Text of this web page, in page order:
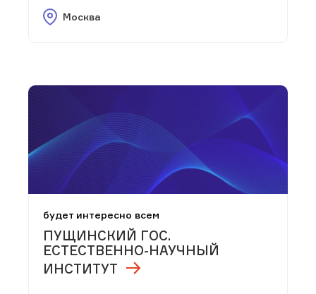
Москва
будет интересно всем
ПУЩИНСКИЙ ГОС.
ЕСТЕСТВЕННО-НАУЧНЫЙ
ИНСТИТУТ